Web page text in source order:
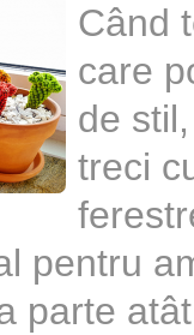
Când
care
de
treci
pentru
parte